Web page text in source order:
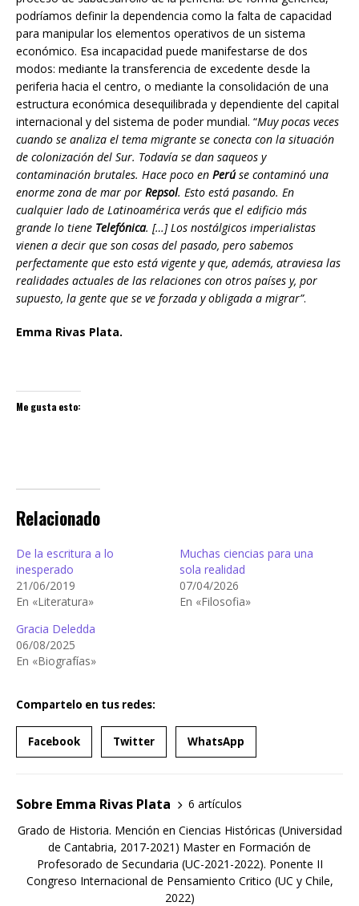
podríamos definir la dependencia como la falta de capacidad
para manipular los elementos operativos de un sistema
económico. Esa incapacidad puede manifestarse de dos
modos: mediante la transferencia de excedente desde la
periferia hacia el centro, o mediante la consolidación de una
estructura económica desequilibrada y dependiente del capital
internacional y del sistema de poder mundial. “Muy pocas veces
cuando se analiza el tema migrante se conecta con la situación
de colonización del Sur. Todavía se dan saqueos y
contaminación brutales. Hace poco en Perúse contaminó una
enorme zona de mar por Repsol. Esto está pasando. En
cualquier lado de Latinoamérica verás que el edificio más
grande lo tiene Telefónica. […] Los nostálgicos imperialistas
vienen a decir que son cosas del pasado, pero sabemos
perfectamente que esto está vigente y que, además, atraviesa las
realidades actuales de las relaciones con otros países y, por
supuesto, la gente que se ve forzada y obligada a migrar”.
Emma Rivas Plata.
Me gusta esto:
Relacionado
De la escritura a lo
inesperado
21/06/2019
En «Literatura»
Muchas ciencias para una
sola realidad
07/04/2026
En «Filosofia»
Gracia Deledda
06/08/2025
En «Biografías»
Compartelo en tus redes:
Facebook Twitter WhatsApp
Sobre Emma Rivas Plata
6 artículos
Grado de Historia. Mención en Ciencias Históricas (Universidad
de Cantabria, 2017-2021) Master en Formación de
Profesorado de Secundaria (UC-2021-2022). Ponente II
Congreso Internacional de Pensamiento Critico (UC y Chile,
2022)